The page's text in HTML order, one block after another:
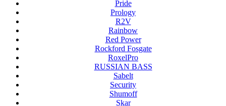
Pride
Prology
R2V
Rainbow
Red Power
Rockford Fosgate
RoxelPro
RUSSIAN BASS
Sabelt
Security
Shumoff
Skar